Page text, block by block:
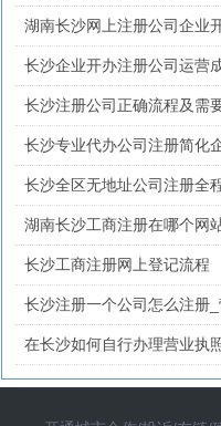
湖南长沙网上注册公司企业
长沙企业开办注册公司运营
长沙注册公司正确流程及需
长沙专业代办公司注册简化
长沙全区无地址公司注册全
湖南长沙工商注册在哪个网
长沙工商注册网上登记流程
长沙注册一个公司怎么注册
在长沙如何自行办理营业执